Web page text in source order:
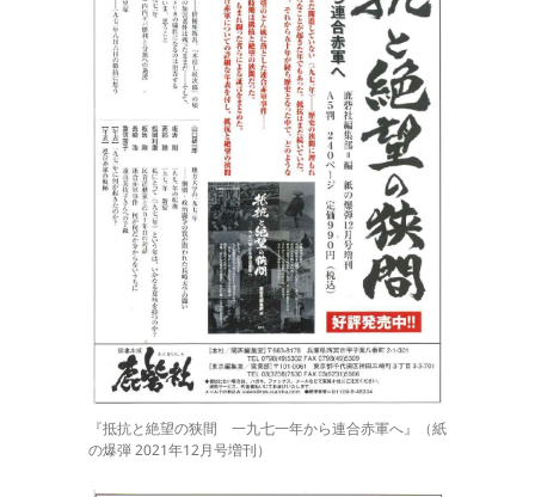
『抵抗と絶望の狭間 一九七一年から連合赤軍へ』（紙
の爆弾 2021年12月号増刊）